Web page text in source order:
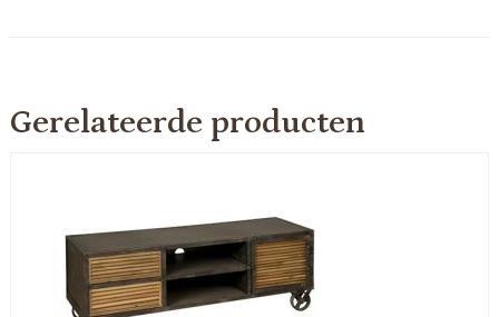
Gerelateerde producten